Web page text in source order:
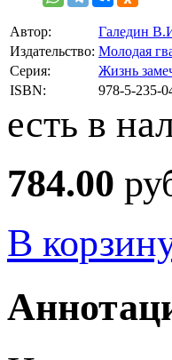
Автор:
Галедин
Издательство: Молодая
Серия:
Жизнь
ISBN:
978-5-235-
есть в
784.00
В